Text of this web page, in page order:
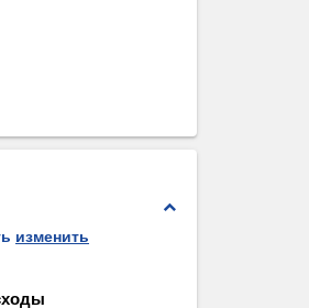
expand_less
изменить